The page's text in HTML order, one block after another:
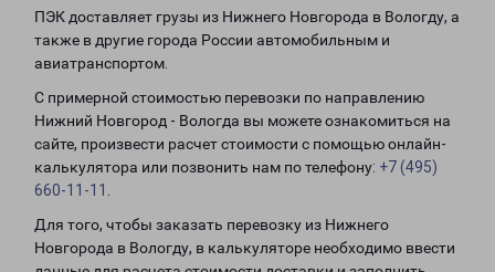
ПЭК доставляет грузы из Нижнего Новгорода в Вологду, а
также в другие города России автомобильным и
авиатранспортом.
С примерной стоимостью перевозки по направлению
Нижний Новгород - Вологда вы можете ознакомиться на
сайте, произвести расчет стоимости с помощью онлайн-
калькулятора или позвонить нам по телефону: +7 (495)
660-11-11
Для того, чтобы заказать перевозку из Нижнего
Новгорода в Вологду, в калькуляторе необходимо ввести